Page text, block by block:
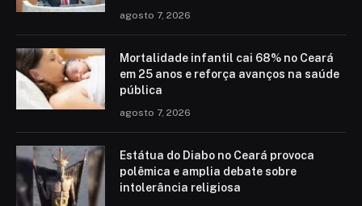
agosto 7, 2026
Mortalidade infantil cai 68% no Ceará
em 25 anos e reforça avanços na saúde
pública
agosto 7, 2026
Estátua do Diabo no Ceará provoca
polêmica e amplia debate sobre
intolerância religiosa